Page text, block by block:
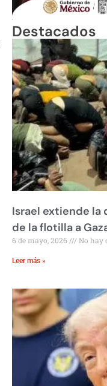
Destacados
Israel extiende
de la flotilla a
6 de mayo, 2026 No hay
Leer más »